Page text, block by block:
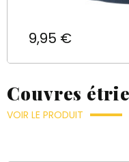
Prix
9,95 €
Couvres
VOIR LE PRODUIT